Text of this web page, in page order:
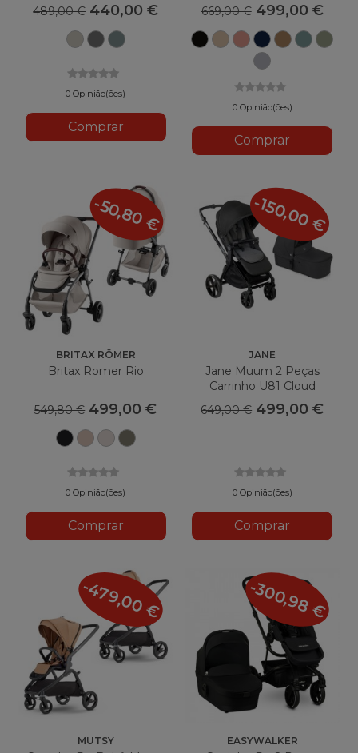
489,00 € 440,00 €
SejaSejaSeja
0 Opinião(ões)
Comprar
669,00 € 499,00 €
PretoTaupeGengibre
Air
France
Toffee
Aqua
Pedra
0 Opinião(ões)
Comprar
BRITAX RÖMER
Britax Romer Rio
549,80 € 499,00 €
Estilo
Black
Teca
estilo
Lux
Taupe
Lux
Urbana
0 Opinião(ões)
Comprar
-50,80 €
JANE
Jane Muum 2 Peças
Carrinho U81 Cloud
649,00 € 499,00 €
0 Opinião(ões)
Comprar
-150,00 €
MUTSY
-479,00 €
EASYWALKER
-300,98 €